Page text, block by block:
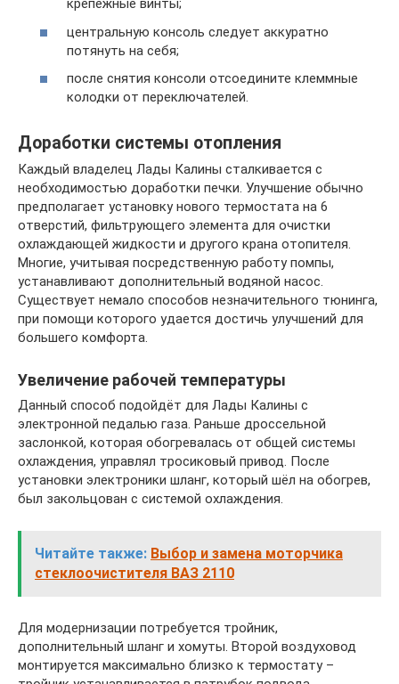
крепёжные винты;
центральную консоль следует аккуратно
потянуть на себя;
после снятия консоли отсоедините клеммные
колодки от переключателей.
Доработки системы отопления
Каждый владелец Лады Калины сталкивается с
необходимостью доработки печки. Улучшение обычно
предполагает установку нового термостата на 6
отверстий, фильтрующего элемента для очистки
охлаждающей жидкости и другого крана отопителя.
Многие, учитывая посредственную работу помпы,
устанавливают дополнительный водяной насос.
Существует немало способов незначительного тюнинга,
при помощи которого удается достичь улучшений для
большего комфорта.
Увеличение рабочей температуры
Данный способ подойдёт для Лады Калины с
электронной педалью газа. Раньше дроссельной
заслонкой, которая обогревалась от общей системы
охлаждения, управлял тросиковый привод. После
установки электроники шланг, который шёл на обогрев,
был закольцован с системой охлаждения.
Читайте также: Выбор и замена моторчика
стеклоочистителя ВАЗ 2110
Для модернизации потребуется тройник,
дополнительный шланг и хомуты. Второй воздуховод
монтируется максимально близко к термостату –